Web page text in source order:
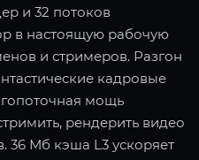
и 32 потоков
в настоящую рабочую
и стримеров. Разгон
кадровые
мощь
рендерить видео
36 Мб кэша L3 ускоряет